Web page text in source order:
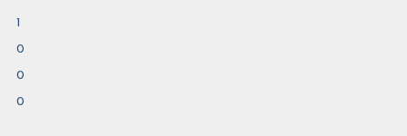
1
0
0
0